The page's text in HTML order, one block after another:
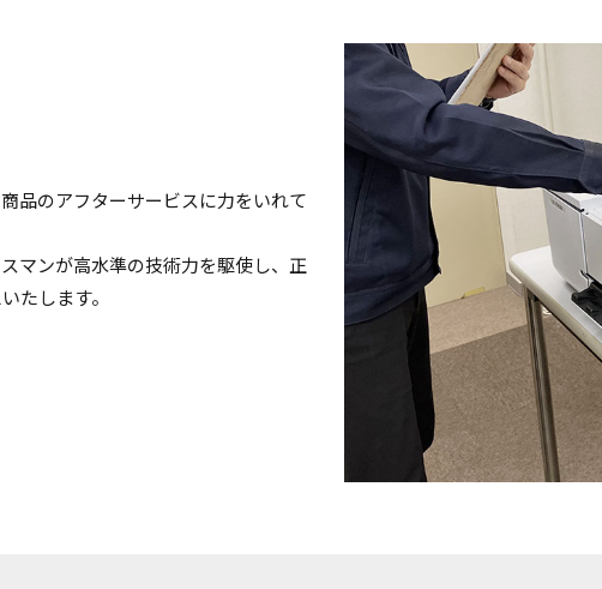
品のアフターサービスに力をいれて
マンが高水準の技術力を駆使し、正
たします。